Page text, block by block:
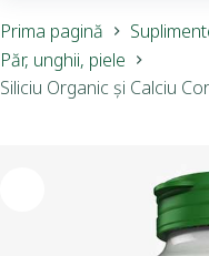
Prima pagină
Păr, unghii, piele
Siliciu Organic și Calciu